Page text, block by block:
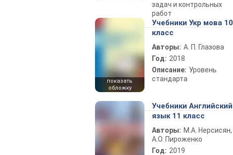
задач и контрольных
работ
показать
обложку
Учебники Укр мова 10
класс
Авторы: А. П. Глазова
Год: 2018
Описание: Уровень
стандарта
Учебники Английский
язык 11 класс
Авторы: М.А. Нерсисян,
А.О. Пироженко
Год: 2019